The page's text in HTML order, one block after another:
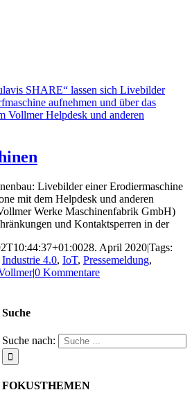
Livebilder einer Erodiermaschine
mit dem Helpdesk und anderen
Werke Maschinenfabrik GmbH)
und Kontaktsperren in der
28. April 2020|Tags:
Industrie 4.0, IoT, Pressemeldung,
|0 Kommentare
Suche
Suche nach:
FOKUSTHEMEN